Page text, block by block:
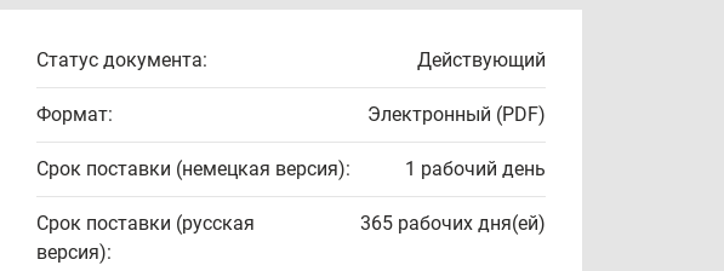
Статус документа: Действующий
Формат: Электронный (PDF)
Срок поставки (немецкая версия): 1 рабочий день
Срок поставки (русская
версия):
365 рабочих дня(ей)